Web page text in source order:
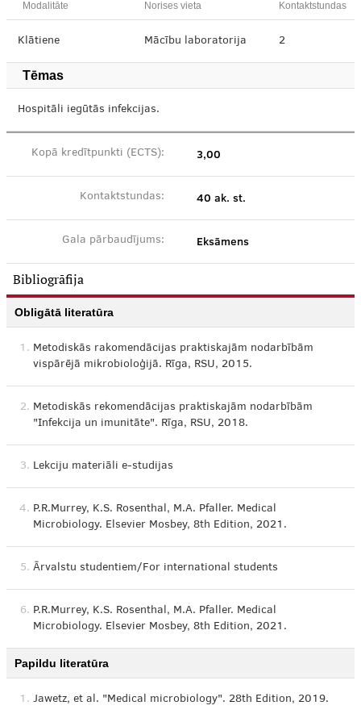
Modalitāte Norises vieta Kontaktstundas
Klātiene Mācību laboratorija 2
Tēmas
Hospitāli iegūtās infekcijas.
Kopā kredītpunkti (ECTS): 3,00
Kontaktstundas: 40 ak. st.
Gala pārbaudījums: Eksāmens
Bibliogrāfija
Obligātā literatūra
1. Metodiskās rakomendācijas praktiskajām nodarbībām
vispārējā mikrobioloģijā. Rīga, RSU, 2015.
2. Metodiskās rekomendācijas praktiskajām nodarbībām
"Infekcija un imunitāte". Rīga, RSU, 2018.
3. Lekciju materiāli e-studijas
4. P.R.Murrey, K.S. Rosenthal, M.A. Pfaller. Medical
Microbiology. Elsevier Mosbey, 8th Edition, 2021.
5. Ārvalstu studentiem/For international students
6. P.R.Murrey, K.S. Rosenthal, M.A. Pfaller. Medical
Microbiology. Elsevier Mosbey, 8th Edition, 2021.
Papildu literatūra
1. Jawetz, et al. "Medical microbiology". 28th Edition, 2019.